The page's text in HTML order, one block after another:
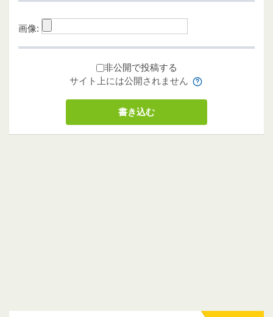
画像:
非公開で投稿する
サイト上には公開されません